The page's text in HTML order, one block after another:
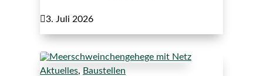
3. Juli 2026
Aktuelles, Baustellen